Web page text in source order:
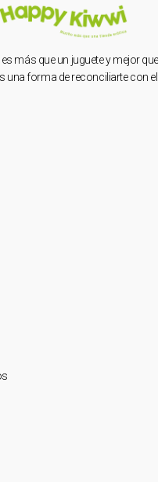
más que un juguete y mejor
una forma de reconciliarte con